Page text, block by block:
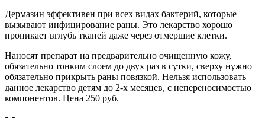
Дермазин эффективен при всех видах бактерий, которые
вызывают инфицирование раны. Это лекарство хорошо
проникает вглубь тканей даже через отмершие клетки.
Наносят препарат на предварительно очищенную кожу,
обязательно тонким слоем до двух раз в сутки, сверху нужно
обязательно прикрыть раны повязкой. Нельзя использовать
данное лекарство детям до 2-х месяцев, с непереносимостью
компонентов. Цена 250 руб.